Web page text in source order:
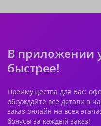
В приложении
быстрее!
Преимущества для Вас:
обсуждайте все детали в
заказ онлайн на всех
бонусы за каждый заказ!